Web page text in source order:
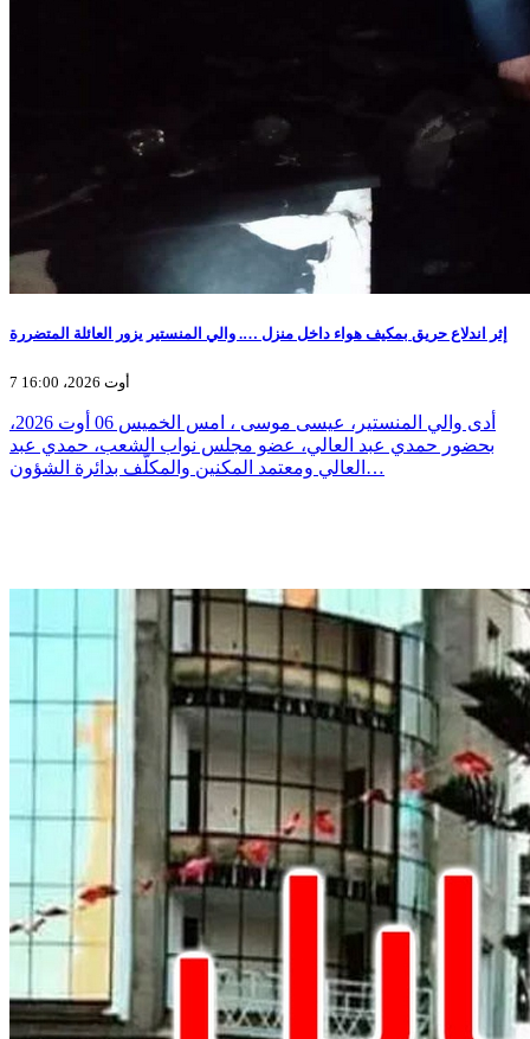
إثر اندلاع حريق بمكيف هواء داخل منزل …. والي المنستير يزور العائلة المتضررة
7 أوت 2026، 16:00
أدى والي المنستير، عيسى موسى ، امس الخميس 06 أوت 2026،
بحضور حمدي عبد العالي، عضو مجلس نواب الشعب، حمدي عبد
العالي ومعتمد المكنين والمكلّف بدائرة الشؤون…